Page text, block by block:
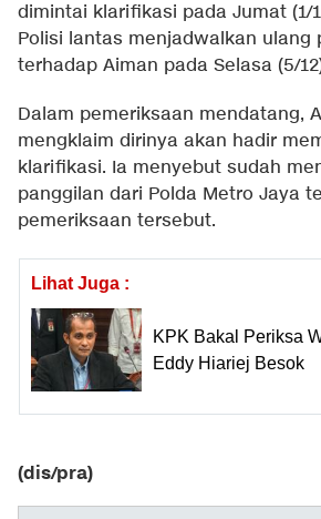
dimintai klarifikasi pada Jumat (1/
Polisi lantas menjadwalkan ulang
terhadap Aiman pada Selasa (5/
Dalam pemeriksaan mendatang,
mengklaim dirinya akan hadir
klarifikasi. Ia menyebut sudah
panggilan dari Polda Metro Jaya
pemeriksaan tersebut.
Lihat Juga :
KPK Bakal Periksa
Eddy Hiariej Besok
(dis/pra)